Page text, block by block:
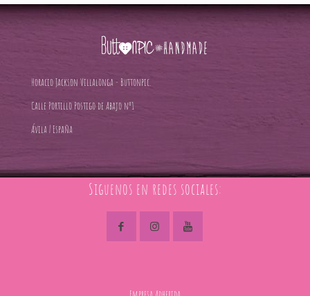
Horacio Jackson Villalonga - Buttonpic.
Calle Portillo Postigo de Abajo nº1
Ávila | España
Siguenos en redes sociales: